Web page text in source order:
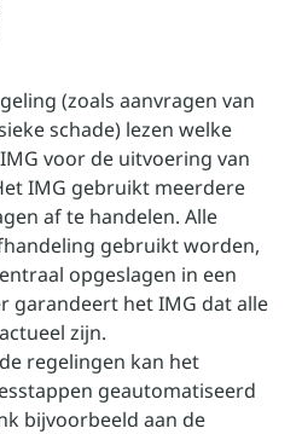
(zoals aanvragen van
schade) lezen welke
voor de uitvoering van
IMG gebruikt meerdere
af te handelen. Alle
gebruikt worden,
opgeslagen in een
garandeert het IMG dat alle
zijn.
regelingen kan het
geautomatiseerd
bijvoorbeeld aan de